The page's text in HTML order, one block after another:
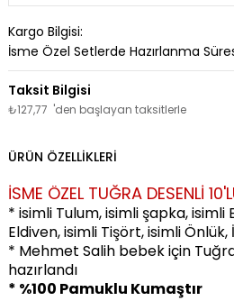
Kargo Bilgisi:
İsme Özel Setlerde Hazırlanma
₺127,77 'den başlayan taksitlerle
ÜRÜN ÖZELLIKLERI
İSME ÖZEL TUĞRA DESENLİ
* isimli Tulum, isimli şapka, isimli
Eldiven, isimli Tişört, isimli
* Mehmet Salih bebek için
hazırlandı
* %100 Pamuklu Kumaştır